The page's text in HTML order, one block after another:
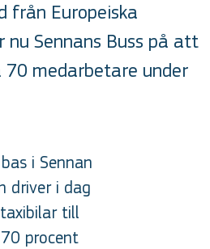
från Europeiska
nu Sennans Buss på att
70 medarbetare under
i Sennan
driver i dag
till
procent